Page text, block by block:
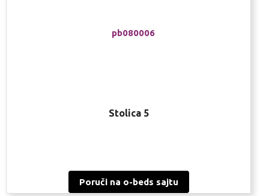
Stolica 5
Poruči na o-beds sajtu